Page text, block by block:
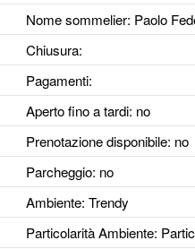
Nome sommelier: Paolo
Chiusura:
Pagamenti:
Aperto fino a tardi: no
Prenotazione disponibile: no
Parcheggio: no
Ambiente: Trendy
Particolarità Ambiente: